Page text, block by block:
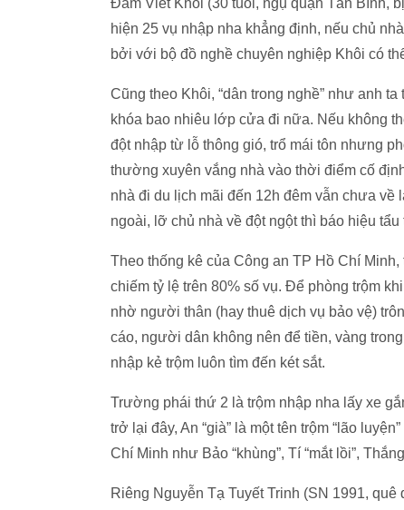
Đàm Viết Khôi (30 tuổi, ngụ quận Tân Bình,
hiện 25 vụ nhập nha khẳng định, nếu chủ
bởi với bộ đồ nghề chuyên nghiệp Khôi có
Cũng theo Khôi, “dân trong nghề” như anh
khóa bao nhiêu lớp cửa đi nữa. Nếu không
đột nhập từ lỗ thông gió, trổ mái tôn nhưng
thường xuyên vắng nhà vào thời điểm cố
nhà đi du lịch mãi đến 12h đêm vẫn chưa về
ngoài, lỡ chủ nhà về đột ngột thì báo hiệu tẩu
Theo thống kê của Công an TP Hồ Chí
chiếm tỷ lệ trên 80% số vụ. Để phòng trộm
nhờ người thân (hay thuê dịch vụ bảo vệ)
cáo, người dân không nên để tiền, vàng
nhập kẻ trộm luôn tìm đến két sắt.
Trường phái thứ 2 là trộm nhập nha lấy xe
trở lại đây, An “già” là một tên trộm “lão
Chí Minh như Bảo “khùng”, Tí “mắt lồi”,
Riêng Nguyễn Tạ Tuyết Trinh (SN 1991,